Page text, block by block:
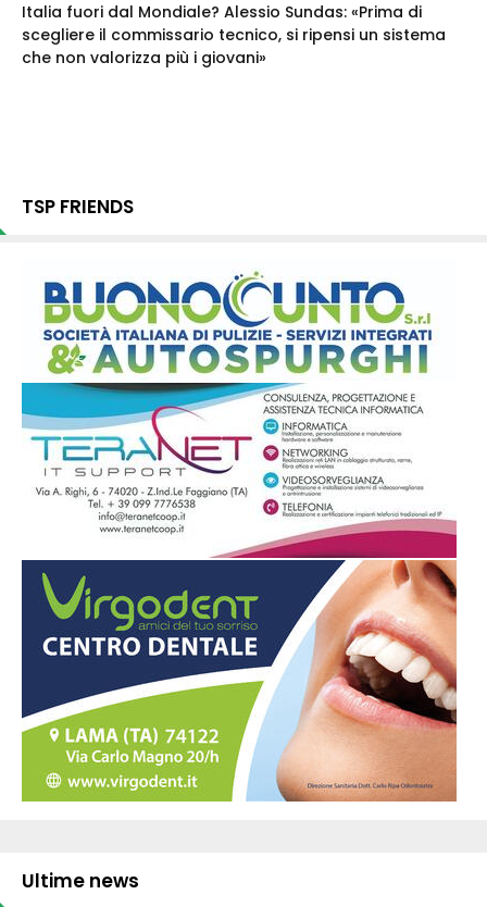
Italia fuori dal Mondiale? Alessio Sundas: «Prima di
scegliere il commissario tecnico, si ripensi un sistema
che non valorizza più i giovani»
TSP FRIENDS
Ultime news